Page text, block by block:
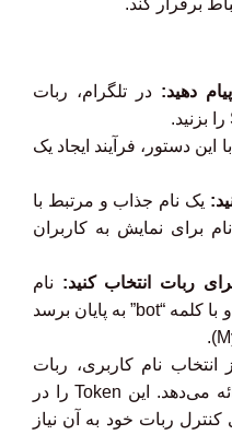
در تلگرام، ربات
با این دستور، فرآیند ایجاد یک
یک نام جذاب و مرتبط با
برای نمایش به کاربران
نام
کاربری باید منحصر به فرد باشد و با کلمه “bot” به پایان برسد
انتخاب نام کاربری، ربات
Father@ یک Token به شما ارائه می‌دهد. این Token را در
کنترل ربات خود به آن نیاز